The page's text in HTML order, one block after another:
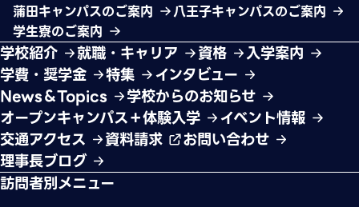
蒲田キャンパスのご案内
八王子キャンパスのご案内
学生寮のご案内
学校紹介 就職・キャリア 資格
入学案内
学費・奨学金
特集
インタビュー
News＆Topics
学校からのお知らせ
オープンキャンパス＋体験入学
イベント情報
交通アクセス
資料請求
お問い合わせ
理事長ブログ
訪問者別メニュー